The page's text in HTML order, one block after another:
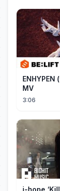
MV
3:06
j-hope